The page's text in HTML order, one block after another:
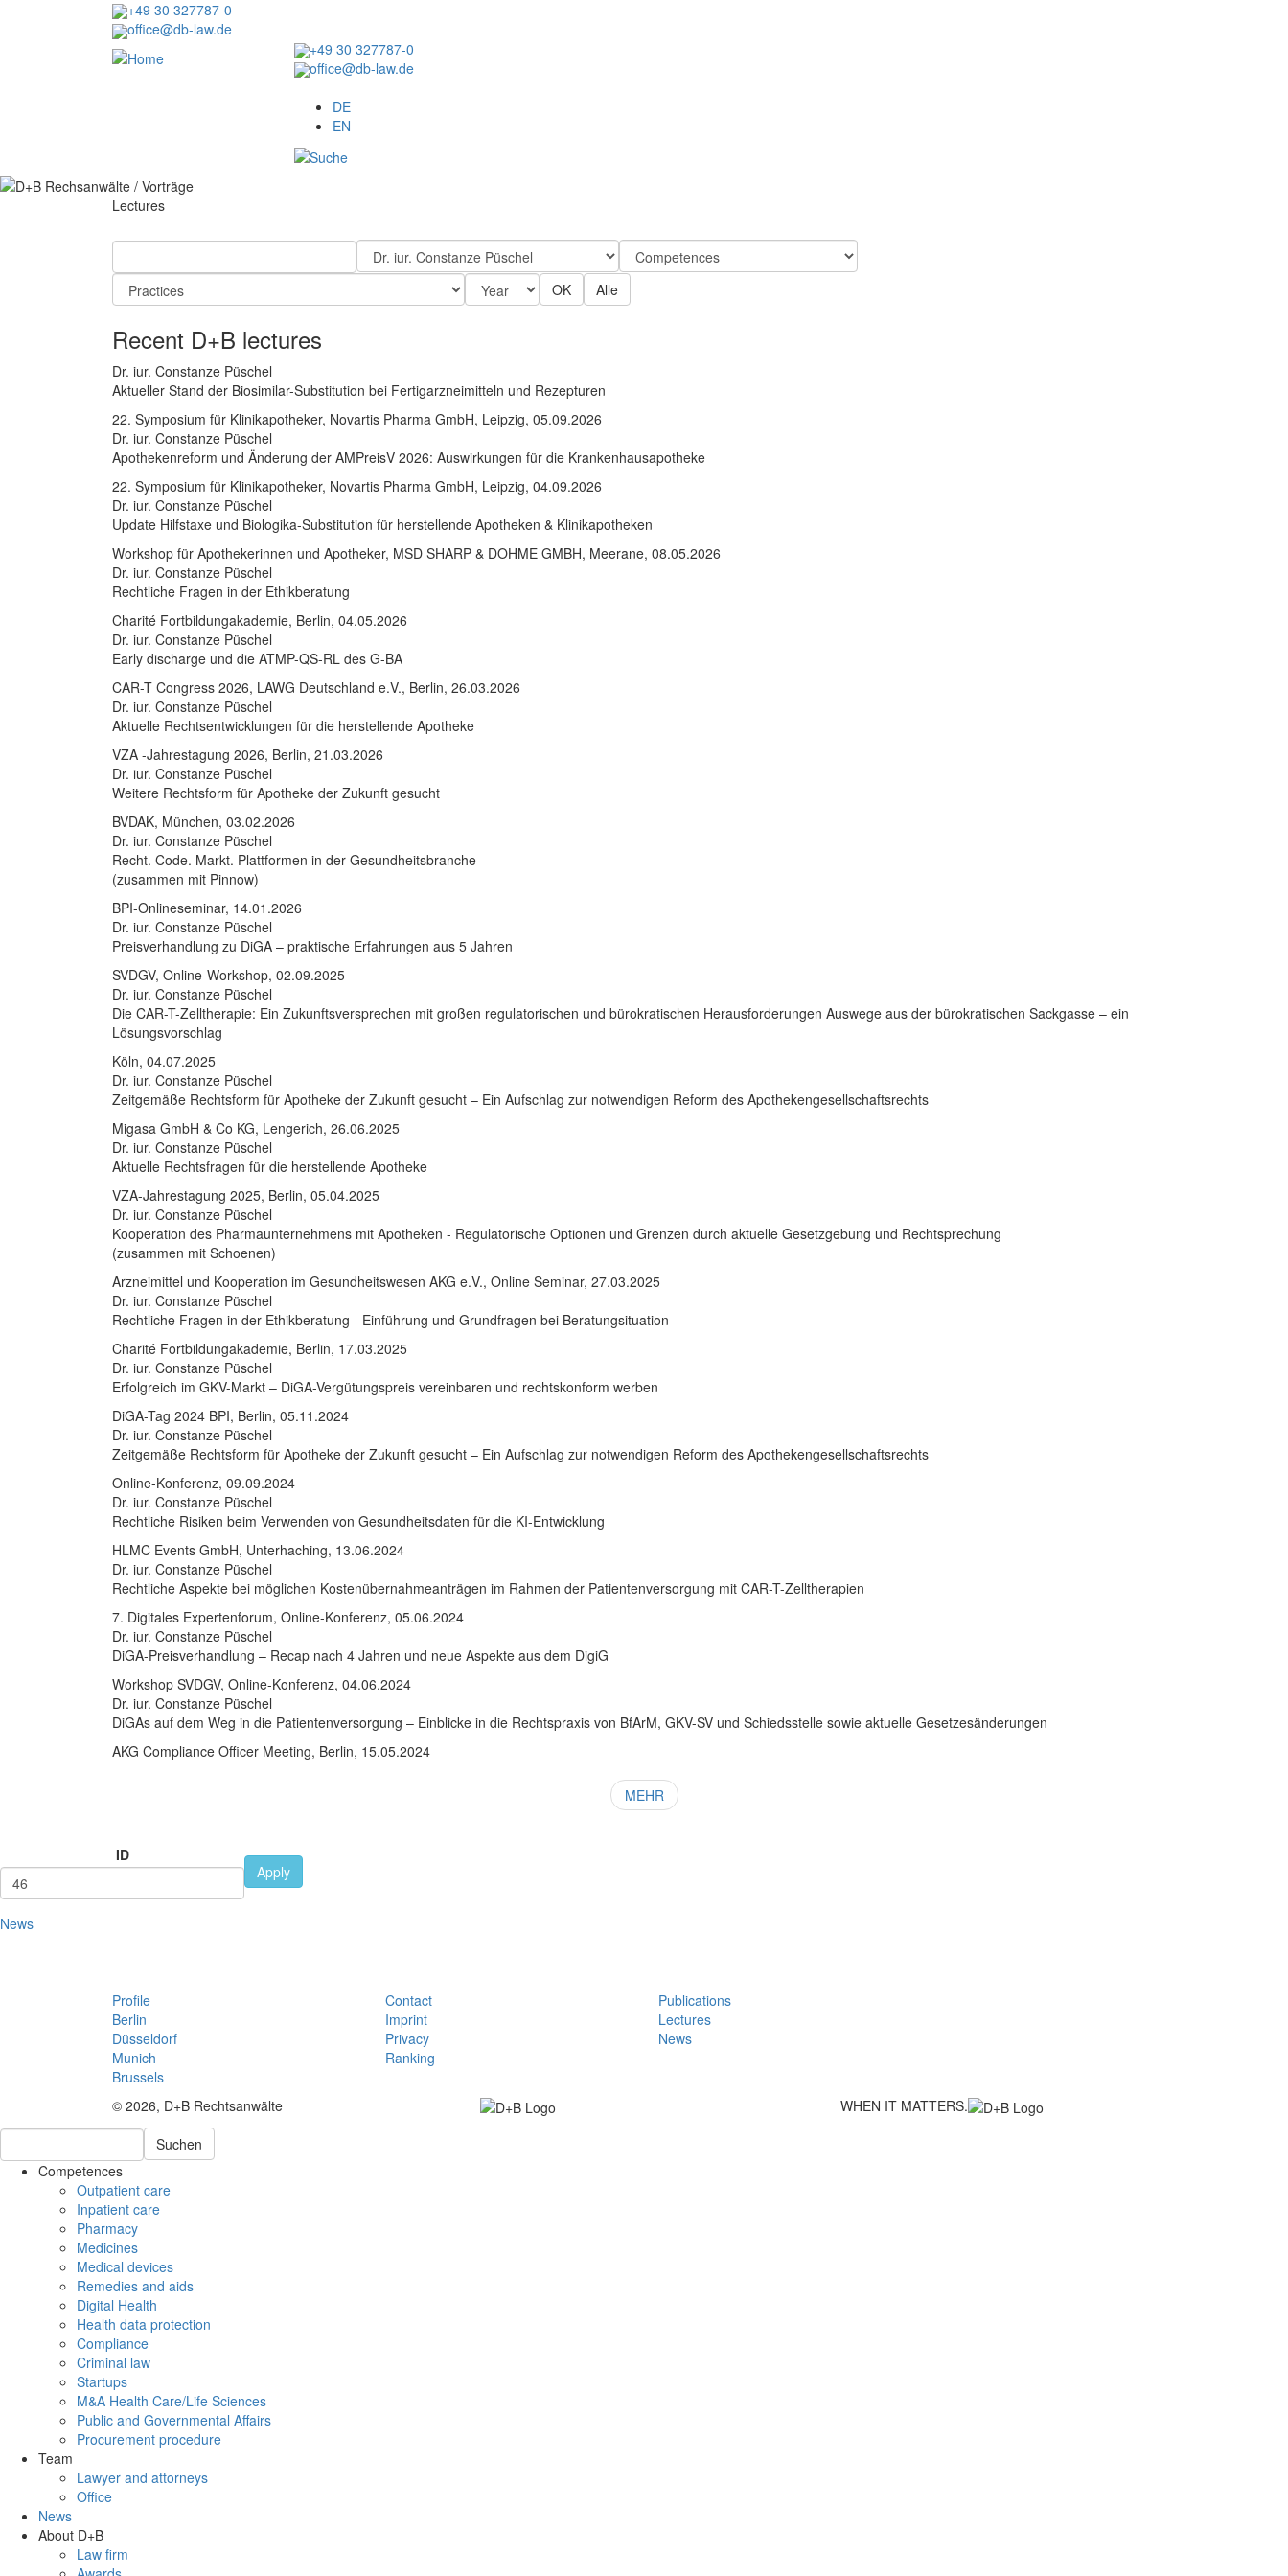
+49 30 327787-0
office@db-law.de
+49 30 327787-0
office@db-law.de
DE
EN
Lectures
OK Alle
Recent D+B lectures
Dr. iur. Constanze Püschel
Aktueller Stand der Biosimilar-Substitution bei Fertigarzneimitteln und Rezepturen
22. Symposium für Klinikapotheker, Novartis Pharma GmbH, Leipzig, 05.09.2026
Dr. iur. Constanze Püschel
Apothekenreform und Änderung der AMPreisV 2026: Auswirkungen für die Krankenhausapotheke
22. Symposium für Klinikapotheker, Novartis Pharma GmbH, Leipzig, 04.09.2026
Dr. iur. Constanze Püschel
Update Hilfstaxe und Biologika-Substitution für herstellende Apotheken & Klinikapotheken
Workshop für Apothekerinnen und Apotheker, MSD SHARP & DOHME GMBH, Meerane, 08.05.2026
Dr. iur. Constanze Püschel
Rechtliche Fragen in der Ethikberatung
Charité Fortbildungakademie, Berlin, 04.05.2026
Dr. iur. Constanze Püschel
Early discharge und die ATMP-QS-RL des G-BA
CAR-T Congress 2026, LAWG Deutschland e.V., Berlin, 26.03.2026
Dr. iur. Constanze Püschel
Aktuelle Rechtsentwicklungen für die herstellende Apotheke
VZA -Jahrestagung 2026, Berlin, 21.03.2026
Dr. iur. Constanze Püschel
Weitere Rechtsform für Apotheke der Zukunft gesucht
BVDAK, München, 03.02.2026
Dr. iur. Constanze Püschel
Recht. Code. Markt. Plattformen in der Gesundheitsbranche
(zusammen mit Pinnow)
BPI-Onlineseminar, 14.01.2026
Dr. iur. Constanze Püschel
Preisverhandlung zu DiGA – praktische Erfahrungen aus 5 Jahren
SVDGV, Online-Workshop, 02.09.2025
Dr. iur. Constanze Püschel
Die CAR-T-Zelltherapie: Ein Zukunftsversprechen mit großen regulatorischen und bürokratischen Herausforderungen Auswege aus der bürokratischen Sackgasse – ein
Lösungsvorschlag
Köln, 04.07.2025
Dr. iur. Constanze Püschel
Zeitgemäße Rechtsform für Apotheke der Zukunft gesucht – Ein Aufschlag zur notwendigen Reform des Apothekengesellschaftsrechts
Migasa GmbH & Co KG, Lengerich, 26.06.2025
Dr. iur. Constanze Püschel
Aktuelle Rechtsfragen für die herstellende Apotheke
VZA-Jahrestagung 2025, Berlin, 05.04.2025
Dr. iur. Constanze Püschel
Kooperation des Pharmaunternehmens mit Apotheken - Regulatorische Optionen und Grenzen durch aktuelle Gesetzgebung und Rechtsprechung
(zusammen mit Schoenen)
Arzneimittel und Kooperation im Gesundheitswesen AKG e.V., Online Seminar, 27.03.2025
Dr. iur. Constanze Püschel
Rechtliche Fragen in der Ethikberatung - Einführung und Grundfragen bei Beratungsituation
Charité Fortbildungakademie, Berlin, 17.03.2025
Dr. iur. Constanze Püschel
Erfolgreich im GKV-Markt – DiGA-Vergütungspreis vereinbaren und rechtskonform werben
DiGA-Tag 2024 BPI, Berlin, 05.11.2024
Dr. iur. Constanze Püschel
Zeitgemäße Rechtsform für Apotheke der Zukunft gesucht – Ein Aufschlag zur notwendigen Reform des Apothekengesellschaftsrechts
Online-Konferenz, 09.09.2024
Dr. iur. Constanze Püschel
Rechtliche Risiken beim Verwenden von Gesundheitsdaten für die KI-Entwicklung
HLMC Events GmbH, Unterhaching, 13.06.2024
Dr. iur. Constanze Püschel
Rechtliche Aspekte bei möglichen Kostenübernahmeanträgen im Rahmen der Patientenversorgung mit CAR-T-Zelltherapien
7. Digitales Expertenforum, Online-Konferenz, 05.06.2024
Dr. iur. Constanze Püschel
DiGA-Preisverhandlung – Recap nach 4 Jahren und neue Aspekte aus dem DigiG
Workshop SVDGV, Online-Konferenz, 04.06.2024
Dr. iur. Constanze Püschel
DiGAs auf dem Weg in die Patientenversorgung – Einblicke in die Rechtspraxis von BfArM, GKV-SV und Schiedsstelle sowie aktuelle Gesetzesänderungen
AKG Compliance Officer Meeting, Berlin, 15.05.2024
MEHR
ID
Apply
News
Profile
Berlin
Düsseldorf
Munich
Brussels
Contact
Imprint
Privacy
Ranking
Publications
Lectures
News
© 2026, D+B Rechtsanwälte WHEN IT MATTERS.
Suchen
Competences
Outpatient care
Inpatient care
Pharmacy
Medicines
Medical devices
Remedies and aids
Digital Health
Health data protection
Compliance
Criminal law
Startups
M&A Health Care/Life Sciences
Public and Governmental Affairs
Procurement procedure
Team
Lawyer and attorneys
Office
News
About D+B
Law firm